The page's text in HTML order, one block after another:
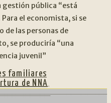
gestión pública “está
el economista, si se
de las personas de
se produciría “una
juvenil”
familiares
de NNA